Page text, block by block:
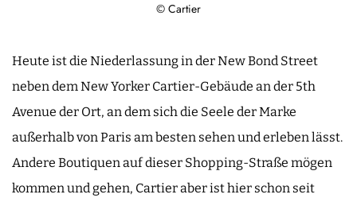
© Cartier
Heute ist die Niederlassung in der New Bond Street
neben dem New Yorker Cartier-Gebäude an der 5th
Avenue der Ort, an dem sich die Seele der Marke
außerhalb von Paris am besten sehen und erleben lässt.
Andere Boutiquen auf dieser Shopping-Straße mögen
kommen und gehen, Cartier aber ist hier schon seit